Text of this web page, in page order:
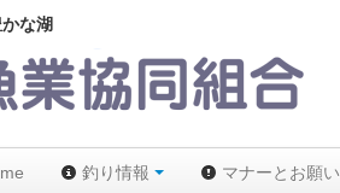
な湖
釣り情報 マナーとお願い